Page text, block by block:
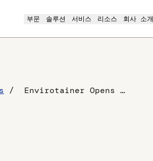
부문 솔루션 서비스 리소스 회사 소개
Envirotainer Opens RAP e2 Station in Shanghai